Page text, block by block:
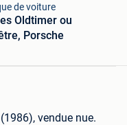
de voiture
Oldtimer ou
Porsche
vendue nue.